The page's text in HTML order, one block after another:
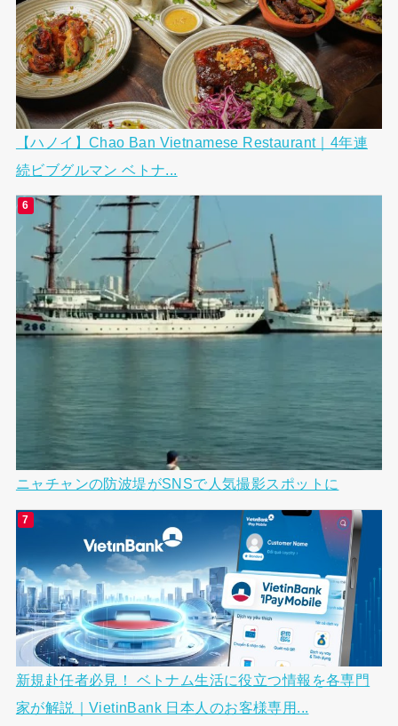
【ハノイ】Chao Ban Vietnamese Restaurant｜4年連
続ビブグルマン ベトナ...
ニャチャンの防波堤がSNSで人気撮影スポットに
新規赴任者必見！ ベトナム生活に役立つ情報を各専門
家が解説｜VietinBank 日本人のお客様専用...